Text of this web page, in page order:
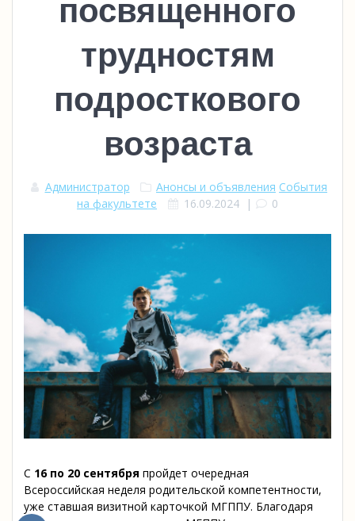
посвященного
трудностям
подросткового
возраста
Администратор Анонсы и объявления События
на факультете
16.09.2024| 0
С 16 по 20 сентября пройдет очередная
Всероссийская неделя родительской компетентности,
уже ставшая визитной карточкой МГППУ. Благодаря